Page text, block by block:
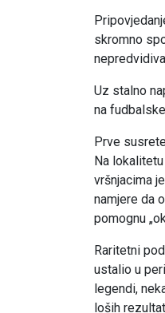
skromno
Uz stalno
na
Prve
Na
vršnjacima
namjere da
pomognu
Raritetni
ustalio u
legendi,
loših